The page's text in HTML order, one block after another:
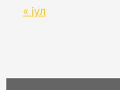
« јул